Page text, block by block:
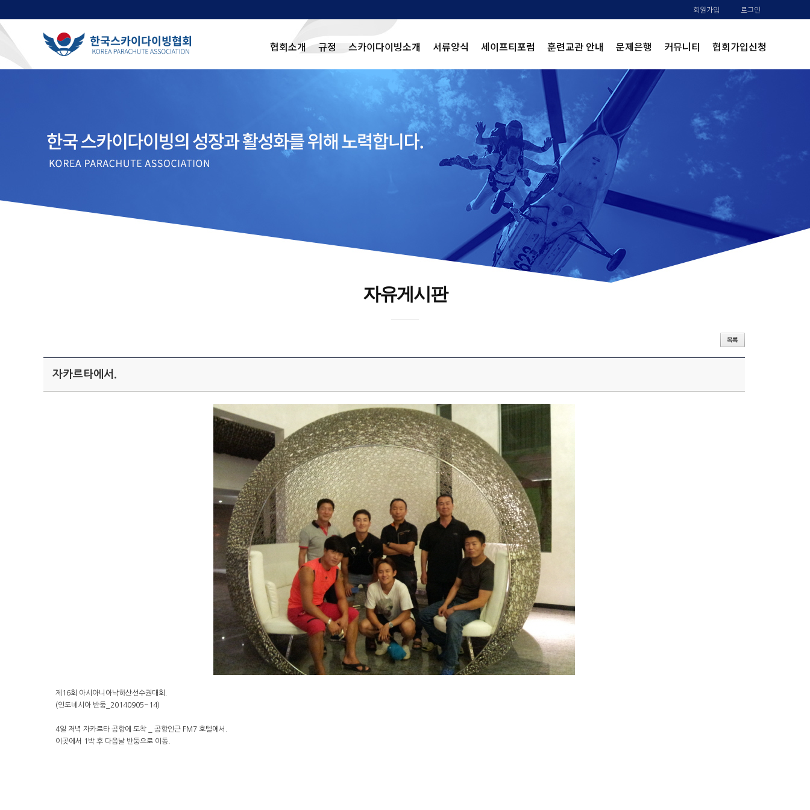
회원가입 로그인
협회소개 규정 스카이다이빙소개 서류양식 세이프티포럼 훈련교관 안내 문제은행 커뮤니티 협회가입신청
자유게시판
자카르타에서.
제16회 아시아니아낙하산선수권대회.
(인도네시아 반둥_20140905~14)
4일 저녁 자카르타 공항에 도착 _ 공항인근 FM7 호텔에서.
이곳에서 1박 후 다음날 반둥으로 이동.